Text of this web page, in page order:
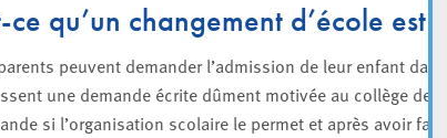
ce qu’un changement d’école est
peuvent demander l’admission de leur enfant
une demande écrite dûment motivée au collège
si l’organisation scolaire le permet et après avoir